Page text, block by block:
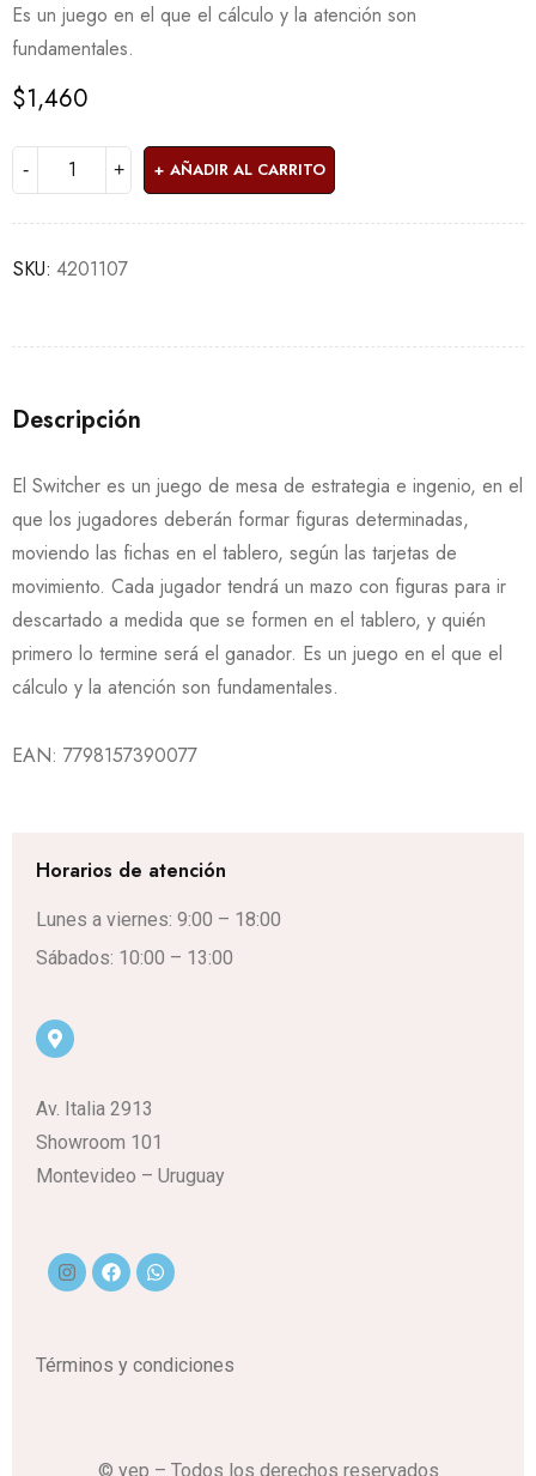
Es un juego en el que el cálculo y la atención son
fundamentales.
$1,460
AÑADIR AL CARRITO
SKU: 4201107
Descripción
El Switcher es un juego de mesa de estrategia e ingenio, en el
que los jugadores deberán formar figuras determinadas,
moviendo las fichas en el tablero, según las tarjetas de
movimiento. Cada jugador tendrá un mazo con figuras para ir
descartado a medida que se formen en el tablero, y quién
primero lo termine será el ganador. Es un juego en el que el
cálculo y la atención son fundamentales.
EAN: 7798157390077
Horarios de atención
Lunes a viernes: 9:00 – 18:00
Sábados: 10:00 – 13:00
Av. Italia 2913
Showroom 101
Montevideo – Uruguay
Términos y condiciones
© yep – Todos los derechos reservados